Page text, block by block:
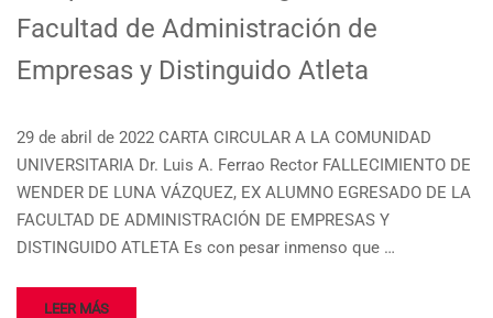
Facultad de Administración de
Empresas y Distinguido Atleta
29 de abril de 2022 CARTA CIRCULAR A LA COMUNIDAD
UNIVERSITARIA Dr. Luis A. Ferrao Rector FALLECIMIENTO DE
WENDER DE LUNA VÁZQUEZ, EX ALUMNO EGRESADO DE LA
FACULTAD DE ADMINISTRACIÓN DE EMPRESAS Y
DISTINGUIDO ATLETA Es con pesar inmenso que …
LEER MÁS